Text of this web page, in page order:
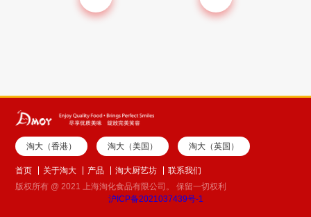
淘大（香港） 淘大（美国） 淘大（英国）
首页 关于淘大 产品 淘大厨艺坊
联系我们
版权所有 @ 2021 上海淘化食品有限公司。 保留一切权利
沪ICP备2021037439号-1